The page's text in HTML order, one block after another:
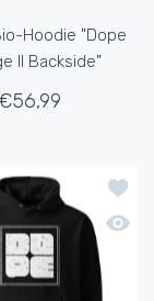
Hoodie "Dope
II Backside"
€56,99
Unisex-
Bio-Hoodie
Zur